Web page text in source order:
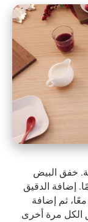
على درجة 180 مئوية. خفق البيض
إضافة الدقيق
معًا، ثم إضافة
الكل مرة أخرى